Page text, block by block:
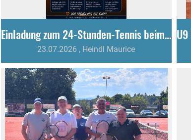
Einladung zum 24-Stunden-Tennis beim TC Gottmadingen
23.07.2026 , Heindl Maurice